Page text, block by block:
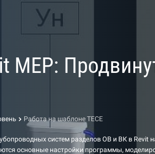
MEP:
Работа на шаблоне TECE
систем разделов ОВ и ВК в Revit
основные настройки программы,